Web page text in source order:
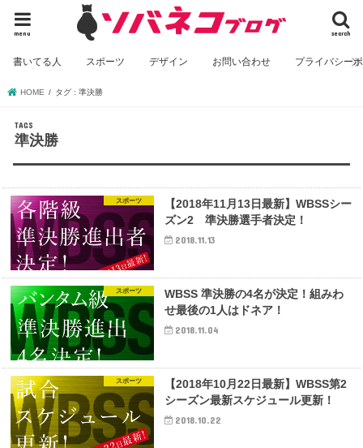
search
menu
書いてる人 スポーツ デザイン お問い合わせ プライバシー
HOME タグ : 準決勝
準決勝
スポーツ
【2018年11月13日最新】WBSSシー
ズン2 準決勝選手者決定！
2018.11.13
スポーツ
WBSS 準決勝の4名が決定！組みわ
せ最後の1人はドネア！
2018.11.04
スポーツ
【2018年10月22日最新】WBSS第2
シーズン最新スケジュール更新！
2018.10.22